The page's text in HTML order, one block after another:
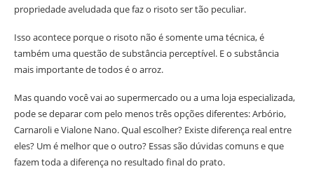
propriedade aveludada que faz o risoto ser tão peculiar.
Isso acontece porque o risoto não é somente uma técnica, é
também uma questão de substância perceptível. E o substância
mais importante de todos é o arroz.
Mas quando você vai ao supermercado ou a uma loja especializada,
pode se deparar com pelo menos três opções diferentes: Arbório,
Carnaroli e Vialone Nano. Qual escolher? Existe diferença real entre
eles? Um é melhor que o outro? Essas são dúvidas comuns e que
fazem toda a diferença no resultado final do prato.